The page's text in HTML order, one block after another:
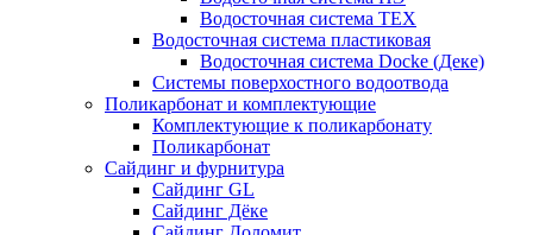
Водосточная система ТЕХ
Водосточная система пластиковая
Водосточная система Docke (Деке)
Системы поверхостного водоотвода
Поликарбонат и комплектующие
Комплектующие к поликарбонату
Поликарбонат
Сайдинг и фурнитура
Сайдинг GL
Сайдинг Дёке